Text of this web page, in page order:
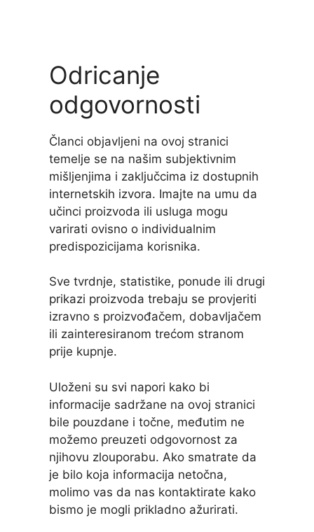
Odricanje
odgovornosti
Članci objavljeni na ovoj stranici
temelje se na našim subjektivnim
mišljenjima i zaključcima iz dostupnih
internetskih izvora. Imajte na umu da
učinci proizvoda ili usluga mogu
varirati ovisno o individualnim
predispozicijama korisnika.
Sve tvrdnje, statistike, ponude ili drugi
prikazi proizvoda trebaju se provjeriti
izravno s proizvođačem, dobavljačem
ili zainteresiranom trećom stranom
prije kupnje.
Uloženi su svi napori kako bi
informacije sadržane na ovoj stranici
bile pouzdane i točne, međutim ne
možemo preuzeti odgovornost za
njihovu zlouporabu. Ako smatrate da
je bilo koja informacija netočna,
molimo vas da nas kontaktirate kako
bismo je mogli prikladno ažurirati.